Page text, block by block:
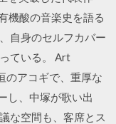
機酸の音楽史を語る
自身のセルフカバー
ている。 Art
のアコギで、重厚な
し、中塚が歌い出
な空間も、客席とス